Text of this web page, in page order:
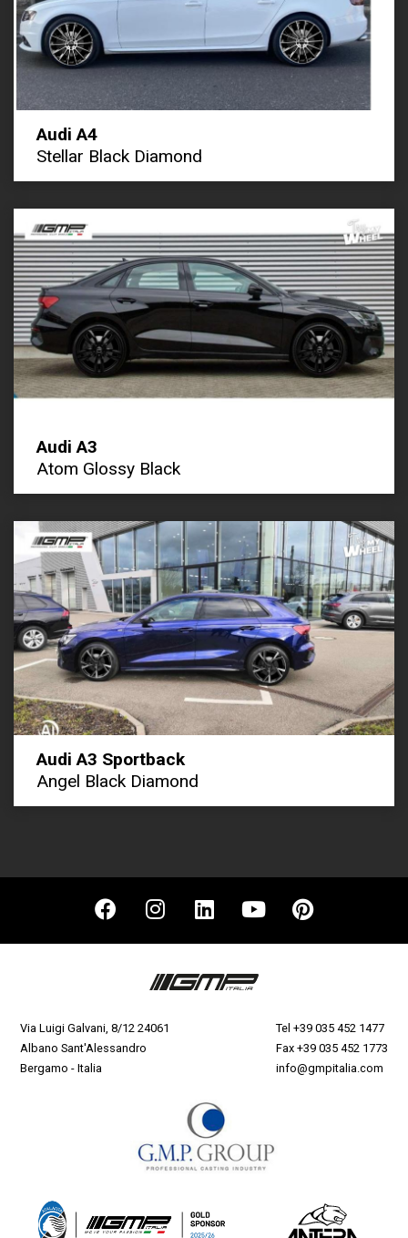
Audi A4
Stellar Black Diamond
Audi A3
Atom Glossy Black
Audi A3 Sportback
Angel Black Diamond
Via Luigi Galvani, 8/12 24061
Albano Sant'Alessandro
Bergamo - Italia
Tel +39 035 452 1477
Fax +39 035 452 1773
info@gmpitalia.com